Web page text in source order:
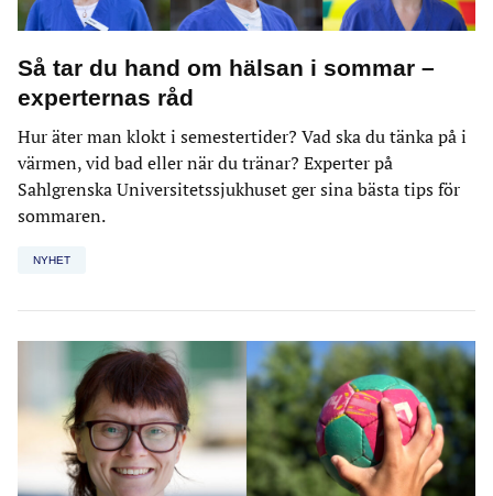
Så tar du hand om hälsan i sommar –
experternas råd
Hur äter man klokt i semestertider? Vad ska du tänka på i
värmen, vid bad eller när du tränar? Experter på
Sahlgrenska Universitetssjukhuset ger sina bästa tips för
sommaren.
NYHET